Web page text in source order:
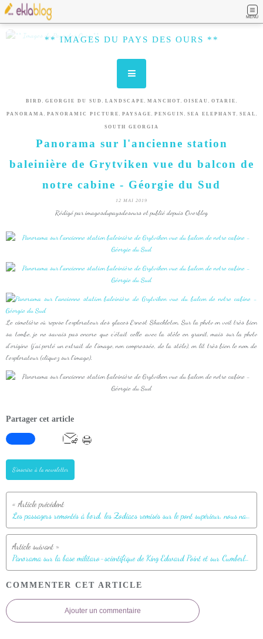
MENU
** IMAGES DU PAYS DES OURS **
BIRD , GEORGIE DU SUD , LANDSCAPE , MANCHOT, OISEAU , OTARIE ,
PANORAMA , PANORAMIC PICTURE , PAYSAGE , PENGUIN , SEA ELEPHANT, SEAL ,
SOUTH GEORGIA
Panorama sur l'ancienne station
baleinière de Grytviken vue du balcon de
notre cabine - Géorgie du Sud
12 MAI 2019
Rédigé par imagesdupaysdesours et publié depuis Overblog
Le cimetière où repose l'explorateur des glaces Ernest Shackleton. Sur la photo on voit très bien
sa tombe, je ne savais pas encore que c'était celle avec la stèle en granit, mais sur la photo
d'origine (j'ai porté un extrait de l'image, non compressée, de la stèle), on lit très bien le nom de
l'explorateur (cliquez sur l'image).
Partager cet article
S'inscrire à la newsletter
Les passagers remontés à bord, les Zodiacs remisés sur le pont supérieur, nous naviguons vers Grytviken - Géorgie du Sud
Panorama sur la base militaro-scientifique de King Edward Point et sur Cumberland East Bay - Grytviken - Géorgie du Sud
COMMENTER CET ARTICLE
Ajouter un commentaire